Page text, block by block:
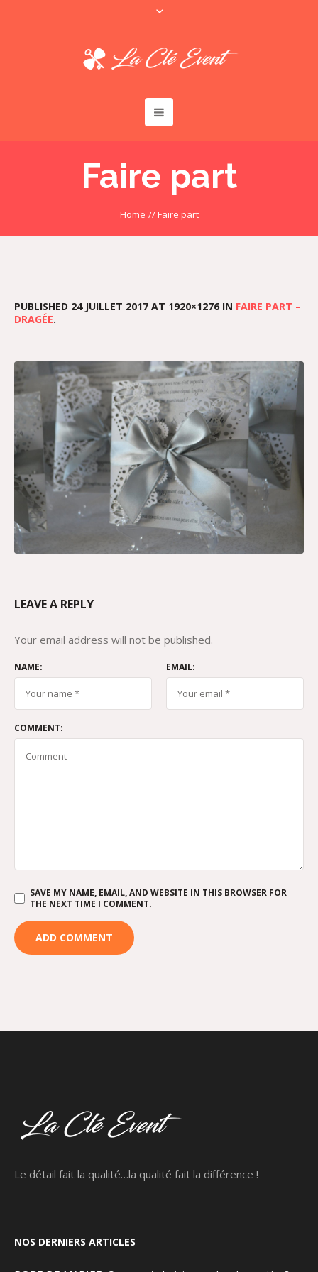
Faire part
Home //Faire part
PUBLISHED 24 JUILLET 2017 AT 1920×1276 IN FAIRE PART –
DRAGÉE.
LEAVE A REPLY
Your email address will not be published.
NAME: EMAIL:
COMMENT:
SAVE MY NAME, EMAIL, AND WEBSITE IN THIS BROWSER FOR
THE NEXT TIME I COMMENT.
Le détail fait la qualité…la qualité fait la différence !
NOS DERNIERS ARTICLES